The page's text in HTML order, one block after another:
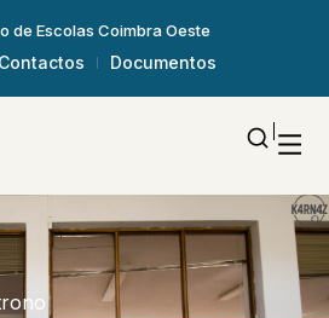
de Escolas Coimbra Oeste
Contactos Documentos